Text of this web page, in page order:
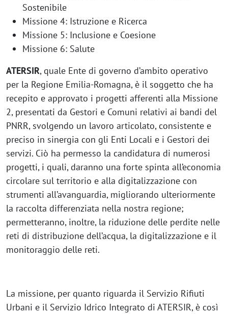
Sostenibile
Missione 4: Istruzione e Ricerca
Missione 5: Inclusione e Coesione
Missione 6: Salute
ATERSIR, quale Ente di governo d’ambito operativo
per la Regione Emilia-Romagna, è il soggetto che ha
recepito e approvato i progetti afferenti alla Missione
2, presentati da Gestori e Comuni relativi ai bandi del
PNRR, svolgendo un lavoro articolato, consistente e
preciso in sinergia con gli Enti Locali e i Gestori dei
servizi. Ciò ha permesso la candidatura di numerosi
progetti, i quali, daranno una forte spinta all’economia
circolare sul territorio e alla digitalizzazione con
strumenti all’avanguardia, migliorando ulteriormente
la raccolta differenziata nella nostra regione;
permetteranno, inoltre, la riduzione delle perdite nelle
reti di distribuzione dell’acqua, la digitalizzazione e il
monitoraggio delle reti.
La missione, per quanto riguarda il Servizio Rifiuti
Urbani e il Servizio Idrico Integrato di ATERSIR, è così